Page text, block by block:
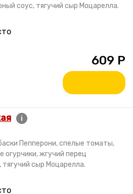
соус, тягучий сыр Моцарелла.
609 Р
i
Пепперони, спелые томаты,
жгучий перец
тягучий сыр Моцарелла.